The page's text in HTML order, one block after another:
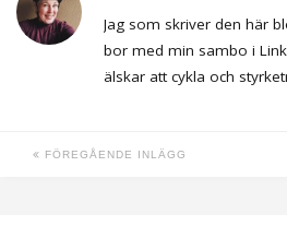
Jag som skriver den här
bor med min sambo i
älskar att cykla och
FÖREGÅENDE INLÄGG